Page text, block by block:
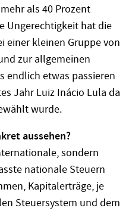
als 40 Prozent
Ungerechtigkeit hat die
einer kleinen Gruppe von
zur allgemeinen
endlich etwas passieren
Jahr Luiz Inácio Lula da
wurde.
aussehen?
sondern
nationale Steuern
Kapitalerträge, je
Steuersystem und dem